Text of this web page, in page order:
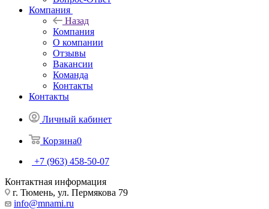
Компания
Назад
Компания
О компании
Отзывы
Вакансии
Команда
Контакты
Контакты
Личный кабинет
Корзина0
+7 (963) 458-50-07
Контактная информация
г. Тюмень, ул. Пермякова 79
info@mnami.ru